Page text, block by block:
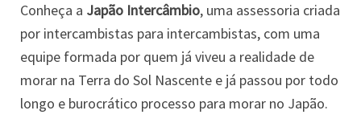
Conheça a Japão Intercâmbio, uma assessoria criada
por intercambistas para intercambistas, com uma
equipe formada por quem já viveu a realidade de
morar na Terra do Sol Nascente e já passou por todo
longo e burocrático processo para morar no Japão.